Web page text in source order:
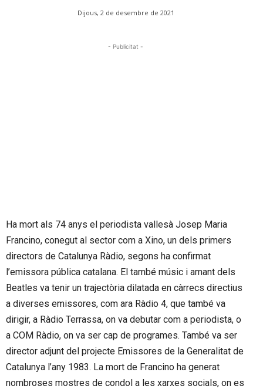
Dijous, 2 de desembre de 2021
- Publicitat -
Ha mort als 74 anys el periodista vallesà Josep Maria
Francino, conegut al sector com a Xino, un dels primers
directors de Catalunya Ràdio, segons ha confirmat
l’emissora pública catalana. El també músic i amant dels
Beatles va tenir un trajectòria dilatada en càrrecs directius
a diverses emissores, com ara Ràdio 4, que també va
dirigir, a Ràdio Terrassa, on va debutar com a periodista, o
a COM Ràdio, on va ser cap de programes. També va ser
director adjunt del projecte Emissores de la Generalitat de
Catalunya l’any 1983. La mort de Francino ha generat
nombroses mostres de condol a les xarxes socials, on es